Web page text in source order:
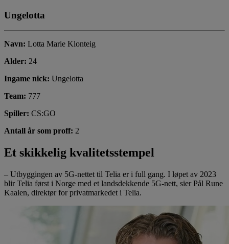
Ungelotta
Navn: Lotta Marie Klonteig
Alder: 24
Ingame nick: Ungelotta
Team: 777
Spiller: CS:GO
Antall år som proff: 2
Et skikkelig kvalitetsstempel
– Utbyggingen av 5G-nettet til Telia er i full gang. I løpet av 2023
blir Telia først i Norge med et landsdekkende 5G-nett, sier Pål Rune
Kaalen, direktør for privatmarkedet i Telia.